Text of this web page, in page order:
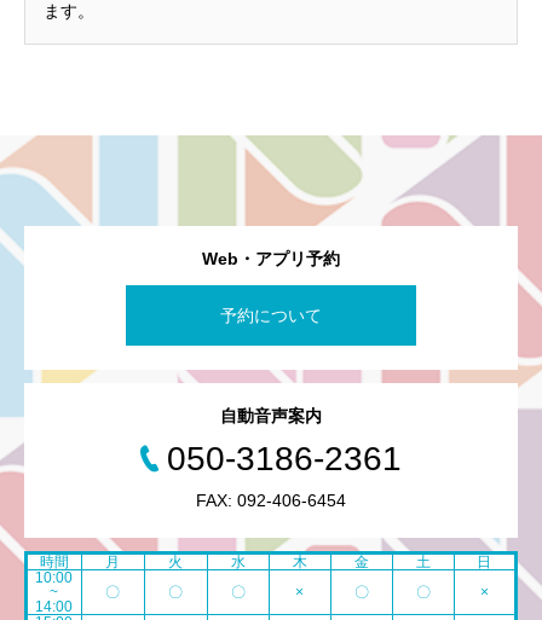
ます。
Web・アプリ予約
予約について
自動音声案内
050-3186-2361
FAX: 092-406-6454
時間 月 火 水 木 金 土
日
10:00
~
14:00
〇 〇 〇 × 〇 〇
×